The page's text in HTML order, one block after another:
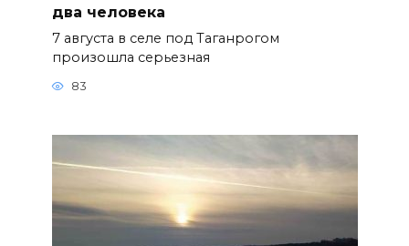
два человека
7 августа в селе под Таганрогом
произошла серьезная
83